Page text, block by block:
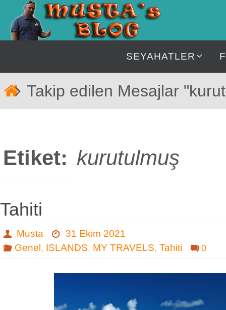
İçeriğe
geç
SEYAHATLER
Takip edilen Mesajlar
Etiket: kurutulmuş
Tahiti
Musta
31 Ekim 2021
Genel , ISLANDS, MY TRAVELS, Tahiti 0